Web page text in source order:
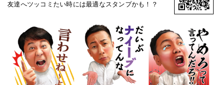
友達へツッコミたい時には最適なスタンプかも！？